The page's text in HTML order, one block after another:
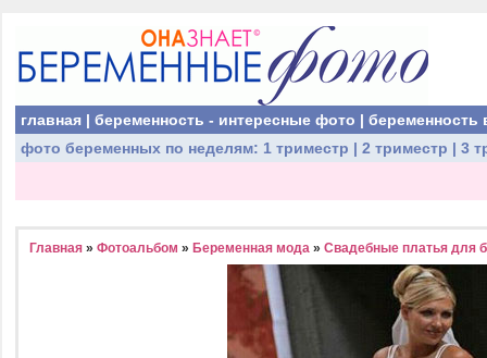
главная | беременность - интересные фото | беременность
фото беременных по неделям: 1 триместр | 2 триместр | 3
Главная » Фотоальбом » Беременная мода » Свадебные платья для